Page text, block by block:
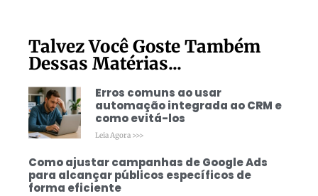
Talvez Você Goste Também
Dessas Matérias...
Erros comuns ao usar
automação integrada ao CRM e
como evitá-los
Leia Agora >>>
Como ajustar campanhas de Google Ads
para alcançar públicos específicos de
forma eficiente